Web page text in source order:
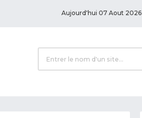
Aujourd'hui 07 Aout 2026